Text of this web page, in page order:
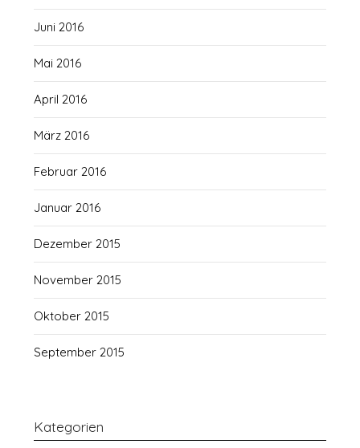
Juni 2016
Mai 2016
April 2016
März 2016
Februar 2016
Januar 2016
Dezember 2015
November 2015
Oktober 2015
September 2015
Kategorien